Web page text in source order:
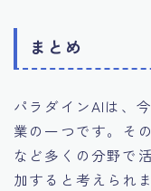
まとめ
パラダインAIは、
業の一つです。そ
など多くの分野で
加すると考えられま